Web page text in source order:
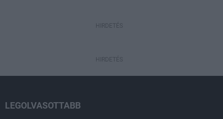
HIRDETÉS
HIRDETÉS
LEGOLVASOTTABB